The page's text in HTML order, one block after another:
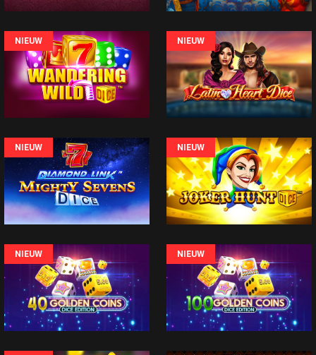
NIEUW NIEUW
NIEUW NIEUW
NIEUW NIEUW